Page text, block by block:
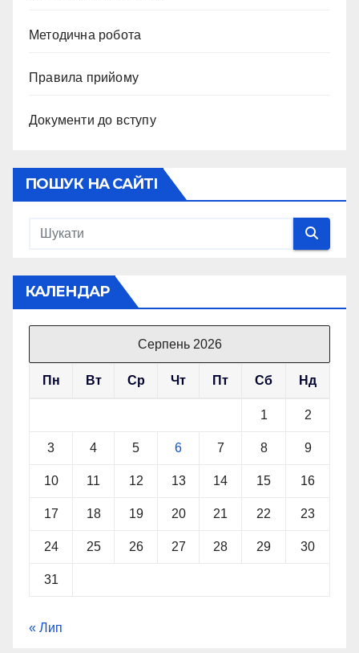
Методична робота
Правила прийому
Документи до вступу
ПОШУК НА САЙТІ
КАЛЕНДАР
Серпень 2026
Пн Вт Ср Чт Пт Сб Нд
1 2
3 4 5 6 7 8 9
10 11 12 13 14 15 16
17 18 19 20 21 22 23
24 25 26 27 28 29 30
31
« Лип